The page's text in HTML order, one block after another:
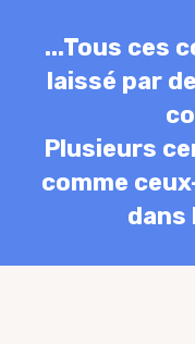
...Tous ces
laissé par
Plusieurs
comme
dans